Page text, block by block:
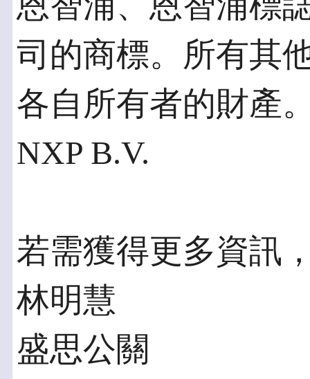
司的商標。所有其
各自所有者的財產
NXP B.V.
若需獲得更多資訊
林明慧
盛思公關